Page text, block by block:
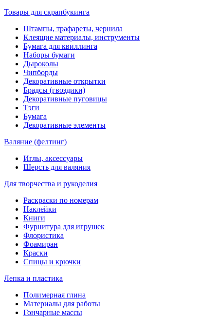
Товары для скрапбукинга
Штампы, трафареты, чернила
Клеящие материалы, инструменты
Бумага для квиллинга
Наборы бумаги
Дыроколы
Чипборды
Декоративные открытки
Брадсы (гвоздики)
Декоративные пуговицы
Тэги
Бумага
Декоративные элементы
Валяние (фелтинг)
Иглы, аксессуары
Шерсть для валяния
Для творчества и рукоделия
Раскраски по номерам
Наклейки
Книги
Фурнитура для игрушек
Флористика
Фоамиран
Краски
Спицы и крючки
Лепка и пластика
Полимерная глина
Материалы для работы
Гончарные массы